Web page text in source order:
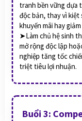
Buổi 3:
tranh bền vững dựa
độc bản, thay vì
khuyến mãi hay
➤Làm chủ hệ sinh
mở rộng độc lập
nghiệp tăng tốc
triệt tiêu lợi nhuận.